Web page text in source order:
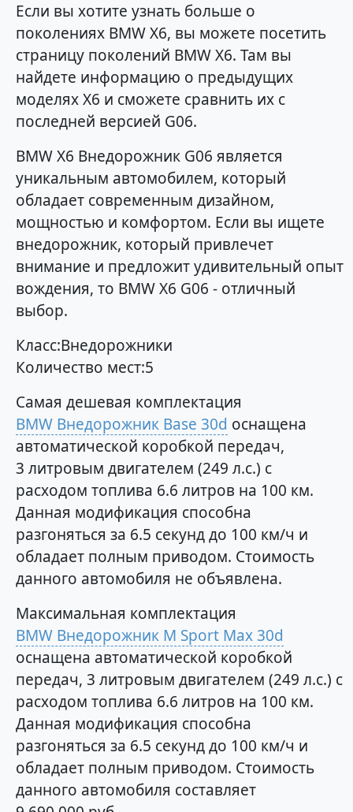
Если вы хотите узнать больше о
поколениях BMW X6, вы можете посетить
страницу поколений BMW X6. Там вы
найдете информацию о предыдущих
моделях X6 и сможете сравнить их с
последней версией G06.
BMW X6 Внедорожник G06 является
уникальным автомобилем, который
обладает современным дизайном,
мощностью и комфортом. Если вы ищете
внедорожник, который привлечет
внимание и предложит удивительный опыт
вождения, то BMW X6 G06 - отличный
выбор.
Класс:Внедорожники
Количество мест:5
Самая дешевая комплектация
BMW Внедорожник Base 30d оснащена
автоматической коробкой передач,
3 литровым двигателем (249 л.с.) с
расходом топлива 6.6 литров на 100 км.
Данная модификация способна
разгоняться за 6.5 секунд до 100 км/ч и
обладает полным приводом. Стоимость
данного автомобиля не объявлена.
Максимальная комплектация
BMW Внедорожник M Sport Max 30d
оснащена автоматической коробкой
передач, 3 литровым двигателем (249 л.с.) с
расходом топлива 6.6 литров на 100 км.
Данная модификация способна
разгоняться за 6.5 секунд до 100 км/ч и
обладает полным приводом. Стоимость
данного автомобиля составляет